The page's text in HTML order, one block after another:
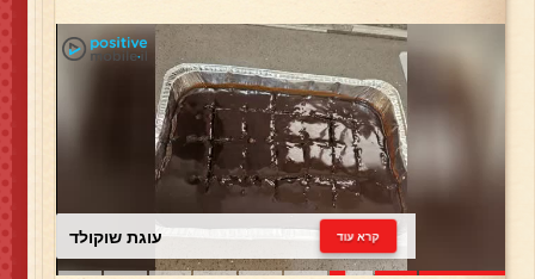
עוגת שוקולד קרא עוד